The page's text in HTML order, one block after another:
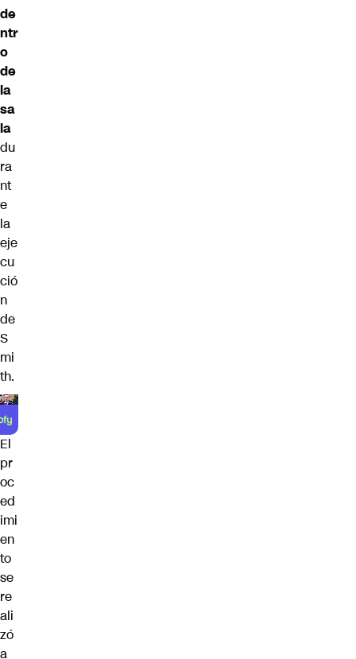
de
ntr
o
de
la
sa
la
du
ra
nt
e
la
eje
cu
ció
n
de
S
mi
th.
El
pr
oc
ed
imi
en
to
se
re
ali
zó
a